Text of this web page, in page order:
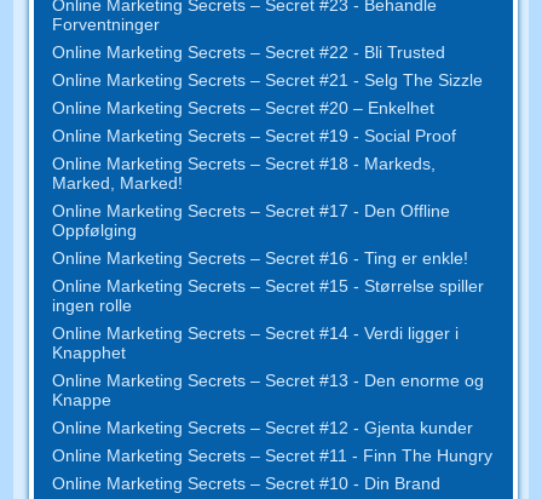
Online Marketing Secrets – Secret #23 - Behandle
Forventninger
Online Marketing Secrets – Secret #22 - Bli Trusted
Online Marketing Secrets – Secret #21 - Selg The Sizzle
Online Marketing Secrets – Secret #20 – Enkelhet
Online Marketing Secrets – Secret #19 - Social Proof
Online Marketing Secrets – Secret #18 - Markeds,
Marked, Marked!
Online Marketing Secrets – Secret #17 - Den Offline
Oppfølging
Online Marketing Secrets – Secret #16 - Ting er enkle!
Online Marketing Secrets – Secret #15 - Størrelse spiller
ingen rolle
Online Marketing Secrets – Secret #14 - Verdi ligger i
Knapphet
Online Marketing Secrets – Secret #13 - Den enorme og
Knappe
Online Marketing Secrets – Secret #12 - Gjenta kunder
Online Marketing Secrets – Secret #11 - Finn The Hungry
Online Marketing Secrets – Secret #10 - Din Brand